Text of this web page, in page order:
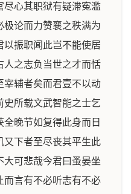
尽心其职狱有疑滞寃滥
极论而力赞襄之秩满为
以振职闻此岂不能使居
人之志负当世之才而恬
宰辅者矣而君壹不以动
史所载文武智能之士乞
晚节如复得此身而日
又下者至尽丧其平生此
大可悲哉今君曰蚤晏坐
而言有不必听志有不必